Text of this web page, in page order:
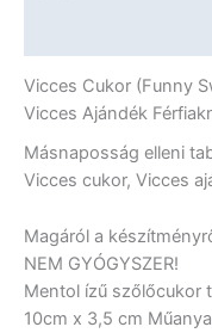
Vicces Cukor (Funny
Vicces Ajándék
Másnaposság elleni
Vicces cukor, Vicces
Magáról a
NEM GYÓGYSZER!
Mentol ízű szőlőcukor
10cm x 3,5 cm